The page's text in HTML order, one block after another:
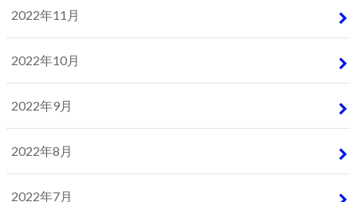
2022年11月
2022年10月
2022年9月
2022年8月
2022年7月